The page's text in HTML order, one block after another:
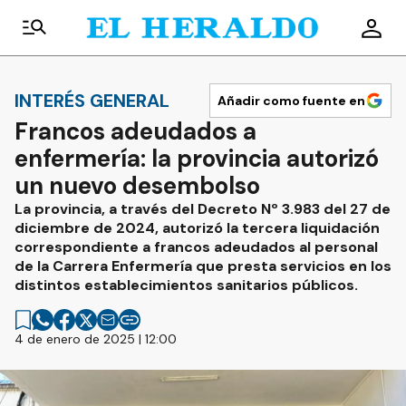
INTERÉS GENERAL Añadir como fuente en
Francos adeudados a
enfermería: la provincia autorizó
un nuevo desembolso
La provincia, a través del Decreto Nº 3.983 del 27 de
diciembre de 2024, autorizó la tercera liquidación
correspondiente a francos adeudados al personal
de la Carrera Enfermería que presta servicios en los
distintos establecimientos sanitarios públicos.
4 de enero de 2025 | 12:00